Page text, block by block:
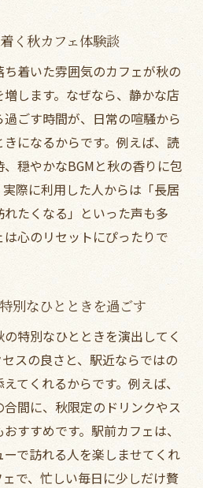
く秋カフェ体験談
着いた雰囲気のカフェが秋の
します。なぜなら、静かな店
ごす時間が、日常の喧騒から
になるからです。例えば、読
穏やかなBGMと秋の香りに包
際に利用した人からは「長居
たくなる」といった声も多
心のリセットにぴったりで
別なひとときを過ごす
特別なひとときを演出してく
スの良さと、駅近ならではの
てくれるからです。例えば、
間に、秋限定のドリンクやス
すすめです。駅前カフェは、
で訪れる人を楽しませてくれ
で、忙しい毎日に少しだけ贅